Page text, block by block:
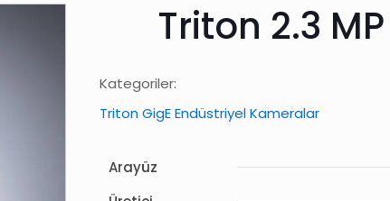
Triton 2.3
Kategoriler:
Triton GigE Endüstriyel Kameralar
Arayüz